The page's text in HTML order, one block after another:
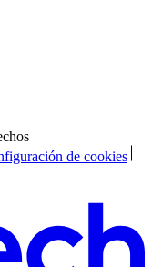
de cookies